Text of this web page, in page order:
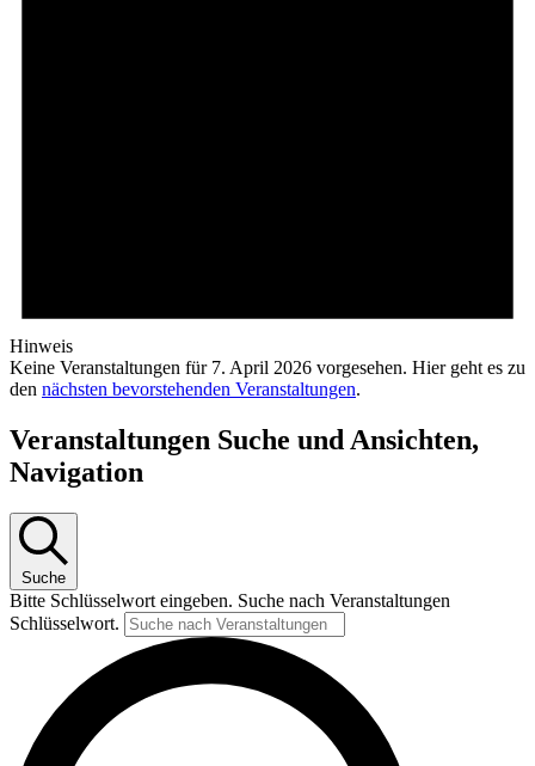
Hinweis
Keine Veranstaltungen für 7. April 2026 vorgesehen. Hier geht es zu
den nächsten bevorstehenden Veranstaltungen.
Veranstaltungen Suche und Ansichten,
Navigation
Suche
Bitte Schlüsselwort eingeben. Suche nach Veranstaltungen
Schlüsselwort.